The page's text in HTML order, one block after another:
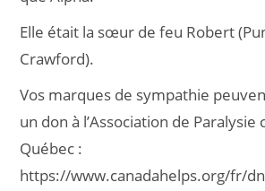
Elle était la sœur de feu Robert
Crawford).
Vos marques de sympathie
un don à l’Association de Paralysie
Québec :
https://www.canadahelps.org/fr/